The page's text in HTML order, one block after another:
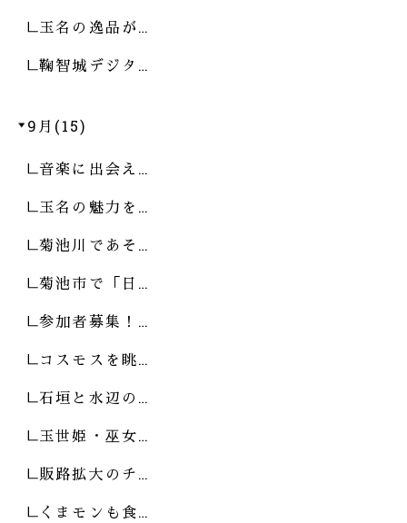
玉名の逸品が…
鞠智城デジタ…
9月(15)
音楽に出会え…
玉名の魅力を…
菊池川であそ…
菊池市で「日…
参加者募集！…
コスモスを眺…
石垣と水辺の…
玉世姫・巫女…
販路拡大のチ…
くまモンも食…